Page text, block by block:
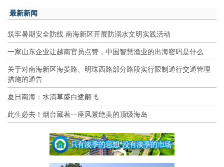
最新新闻
筑牢暑期安全防线 南海新区开展防溺水文明实践活动
一家山东企业让越南官员点赞，中国智慧渔业的出海密码是什么
关于对南海新区海晏路、明珠西路部分路段实行限制通行交通管理
措施的通告
夏日南海：水清草盛白鹭翩飞
此生必去！烟台藏着一座风景绝美的顶级海岛